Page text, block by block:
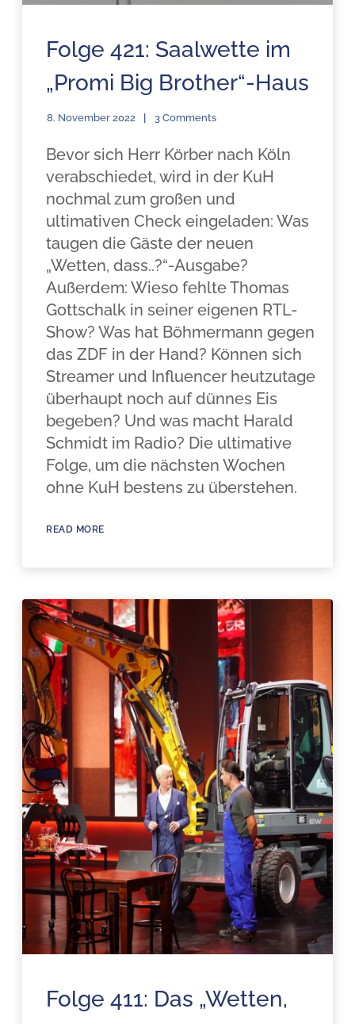
Folge 421: Saalwette im
„Promi Big Brother“-Haus
8. November 2022 3 Comments
Bevor sich Herr Körber nach Köln
verabschiedet, wird in der KuH
nochmal zum großen und
ultimativen Check eingeladen: Was
taugen die Gäste der neuen
„Wetten, dass..?“-Ausgabe?
Außerdem: Wieso fehlte Thomas
Gottschalk in seiner eigenen RTL-
Show? Was hat Böhmermann gegen
das ZDF in der Hand? Können sich
Streamer und Influencer heutzutage
überhaupt noch auf dünnes Eis
begeben? Und was macht Harald
Schmidt im Radio? Die ultimative
Folge, um die nächsten Wochen
ohne KuH bestens zu überstehen.
READ MORE
Folge 411: Das „Wetten,